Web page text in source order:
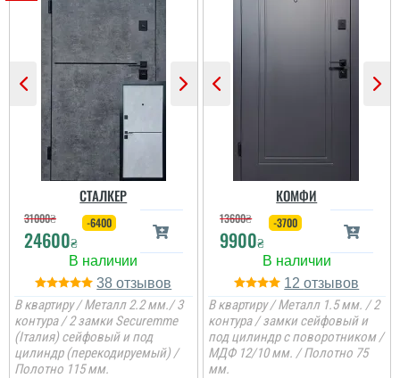
СТАЛКЕР
31000₴
24600₴
-6400
38
В квартиру / Металл 2.2 мм./ 3
контура / 2 замки Securemme
(Італия) сейфовый и под
цилиндр (перекодируемый) /
Полотно 115 мм.
КОМФИ
13600₴
9900₴
-3700
12
В квартиру / Металл 1.5 мм. / 2
контура / замки сейфовый и
под цилиндр с поворотником /
МДФ 12/10 мм. / Полотно 75
мм.